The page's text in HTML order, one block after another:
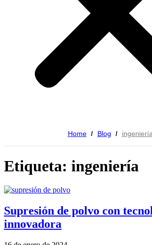
Home / Blog /
Etiqueta: ingeniería
Supresión de polvo con
innovadora